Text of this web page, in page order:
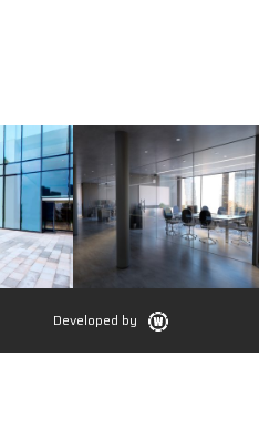
Developed by